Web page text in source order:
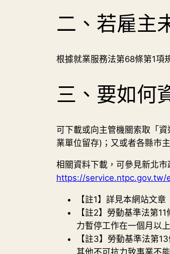
二、若雇主
根據就業服務法第68條第1項
三、要如何
可下載或向主管機關索取「
業單位留存)；又或者各縣市
相關資料下載，可參見新北
https://service.ntpc.gov.tw/
【註1】詳見本網站文章
【註2】勞動基準法第
力暫停工作在一個月以
【註3】勞動基準法第
其他不可抗力致事業不